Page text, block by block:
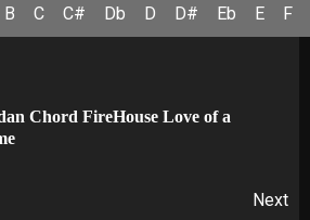
B C C# Db D D# Eb E F
Chord FireHouse Love of a
Next